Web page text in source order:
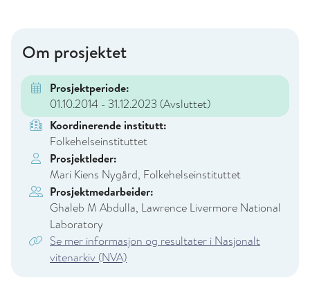
Om prosjektet
Prosjektperiode:
01.10.2014 - 31.12.2023 (Avsluttet)
Koordinerende institutt:
Folkehelseinstituttet
Prosjektleder:
Mari Kiens Nygård, Folkehelseinstituttet
Prosjektmedarbeider:
Ghaleb M Abdulla, Lawrence Livermore National
Laboratory
Se mer informasjon og resultater i Nasjonalt
vitenarkiv (NVA)